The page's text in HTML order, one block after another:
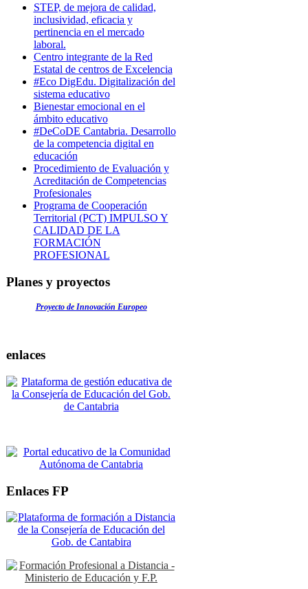
STEP, de mejora de calidad,
inclusividad, eficacia y
pertinencia en el mercado
laboral.
Centro integrante de la Red
Estatal de centros de Excelencia
#Eco DigEdu. Digitalización del
sistema educativo
Bienestar emocional en el
ámbito educativo
#DeCoDE Cantabria. Desarrollo
de la competencia digital en
educación
Procedimiento de Evaluación y
Acreditación de Competencias
Profesionales
Programa de Cooperación
Territorial (PCT) IMPULSO Y
CALIDAD DE LA
FORMACIÓN
PROFESIONAL
Planes y proyectos
Proyecto de Innovación Europeo
enlaces
Enlaces FP